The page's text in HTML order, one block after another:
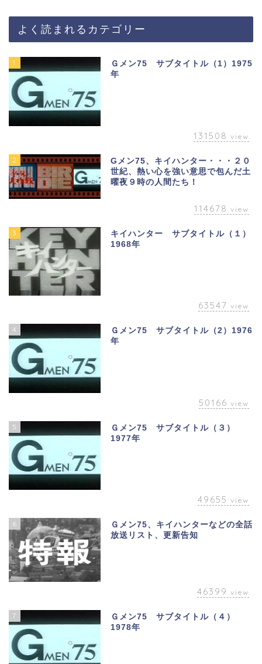
よく読まれるカテゴリー
1
Ｇメン75 サブタイトル（1）1975
年
131508 view
2
Gメン75、キイハンター・・・２０
世紀、熱い心を強い意思で包んだ土
曜夜９時の人間たち！
114678 view
3
キイハンター サブタイトル（１）
1968年
63547 view
4
Ｇメン75 サブタイトル（2）1976
年
50166 view
5
Ｇメン75 サブタイトル（３）
1977年
49655 view
6
Ｇメン75、キイハンターなどの全話
放送リスト、更新告知
46399 view
7
Ｇメン75 サブタイトル（４）
1978年